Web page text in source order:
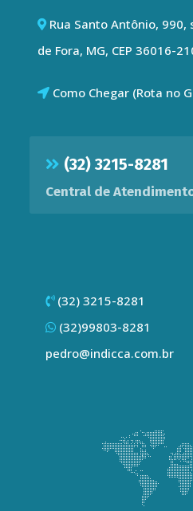
Rua Santo Antônio, 990,
de Fora, MG, CEP 36016-
Como Chegar (Rota no
(32) 3215-8281
Central de
(32) 3215-8281
(32)99803-8281
pedro@indicca.com.br